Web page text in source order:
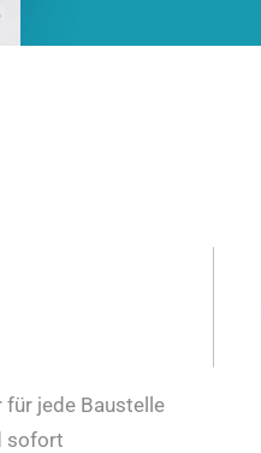
für jede Baustelle
sofort